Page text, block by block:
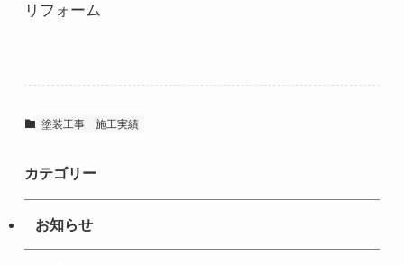
リフォーム
塗装工事 施工実績
カテゴリー
お知らせ